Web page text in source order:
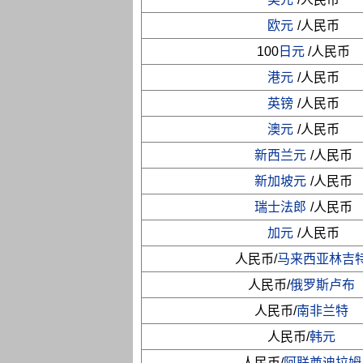
欧元 /人民币
100日元 /人民币
港元 /人民币
英镑 /人民币
澳元 /人民币
新西兰元 /人民币
新加坡元 /人民币
瑞士法郎 /人民币
加元 /人民币
人民币/马来西亚林吉
人民币/俄罗斯卢布
人民币/南非兰特
人民币/韩元